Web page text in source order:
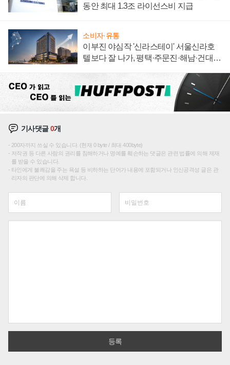
동안 최대 1.3조 라이선스비 지급
소비자·유통
이부진 야심작 '신라스테이' 서울신라호
텔보다 잘 나가, 평택·주문진·해남·건대로
기사댓글0개
200자까지 쓰실 수 있습니다. (현재 0 byte / 최대 400byte)
저작권 등 다른 사람의 권리를 침해하거나 명예를 훼손하는 댓글은 관련 법률에 의해 제재
를 받을 수 있습니다.
타인에게 불쾌감을 주는 욕설 등 비하하는 단어가 내용에 포함되거나 인신공격성 글은 관
리자의 판단에 의해 삭제 합니다.